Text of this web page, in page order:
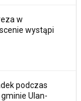
w
wystąpi
podczas
Ulan-